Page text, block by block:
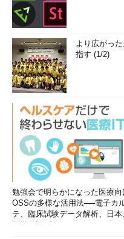
より広がっ
指す (1/2)
勉強会で明らかになった医療向
OSSの多様な活用法──電子カ
テ、臨床試験データ解析、日本